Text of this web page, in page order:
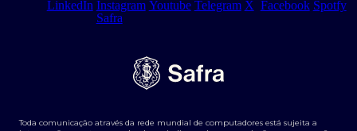
Tarifas e serviços Pessoa Física
Transparência de remuneração
Toda comunicação através da rede mundial de computadores está sujeita a